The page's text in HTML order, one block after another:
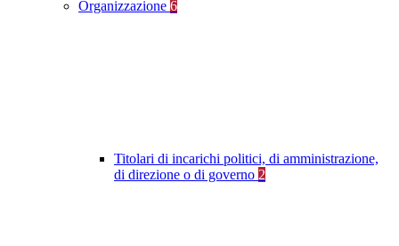
Organizzazione 6
Titolari di incarichi politici, di amministrazione,
di direzione o di governo 2